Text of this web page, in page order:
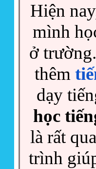
Hiện
mình
ở
thêm
dạy
học
là rất
trình